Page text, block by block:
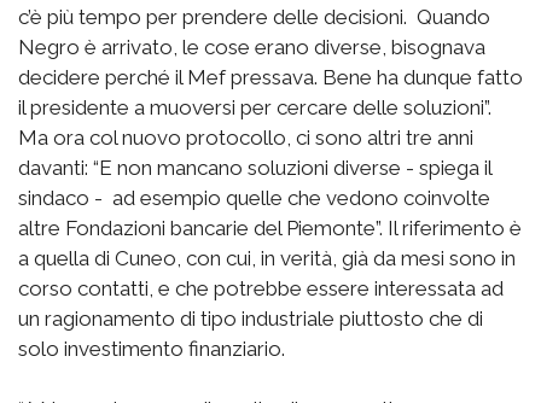
c’è più tempo per prendere delle decisioni. Quando
Negro è arrivato, le cose erano diverse, bisognava
decidere perché il Mef pressava. Bene ha dunque fatto
il presidente a muoversi per cercare delle soluzioni”.
Ma ora col nuovo protocollo, ci sono altri tre anni
davanti: “E non mancano soluzioni diverse - spiega il
sindaco - ad esempio quelle che vedono coinvolte
altre Fondazioni bancarie del Piemonte”. Il riferimento è
a quella di Cuneo, con cui, in verità, già da mesi sono in
corso contatti, e che potrebbe essere interessata ad
un ragionamento di tipo industriale piuttosto che di
solo investimento finanziario.